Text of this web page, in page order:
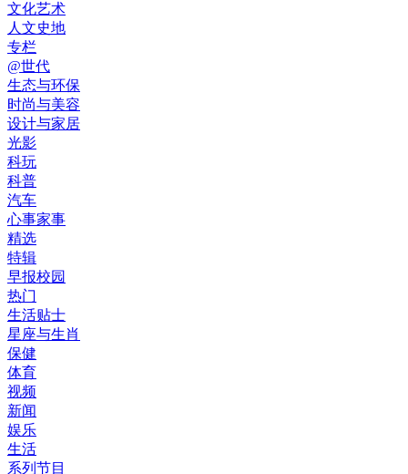
文化艺术
人文史地
专栏
@世代
生态与环保
时尚与美容
设计与家居
光影
科玩
科普
汽车
心事家事
精选
特辑
早报校园
热门
生活贴士
星座与生肖
保健
体育
视频
新闻
娱乐
生活
系列节目